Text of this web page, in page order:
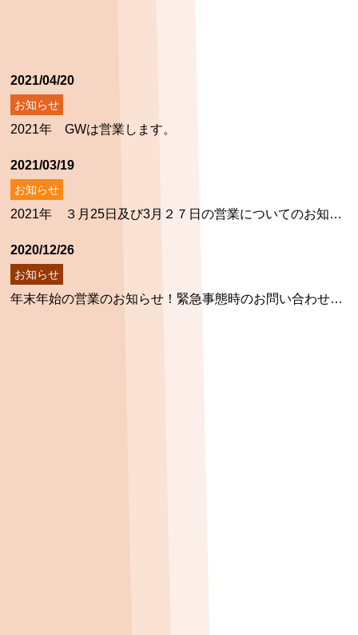
2021/04/20
お知らせ
2021年 GWは営業します。
2021/03/19
お知らせ
2021年 ３月25日及び3月２７日の営業についてのお知らせ！！
2020/12/26
お知らせ
年末年始の営業のお知らせ！緊急事態時のお問い合わせについて！